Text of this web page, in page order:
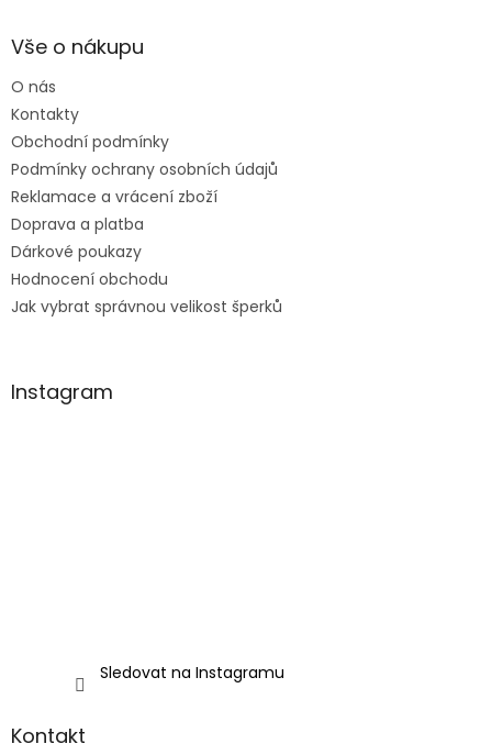
aVše o nákupu
O nás
Kontakty
Obchodní podmínky
Podmínky ochrany osobních údajů
Reklamace a vrácení zboží
Doprava a platba
Dárkové poukazy
Hodnocení obchodu
Jak vybrat správnou velikost šperků
Instagram
Sledovat na Instagramu
Kontakt